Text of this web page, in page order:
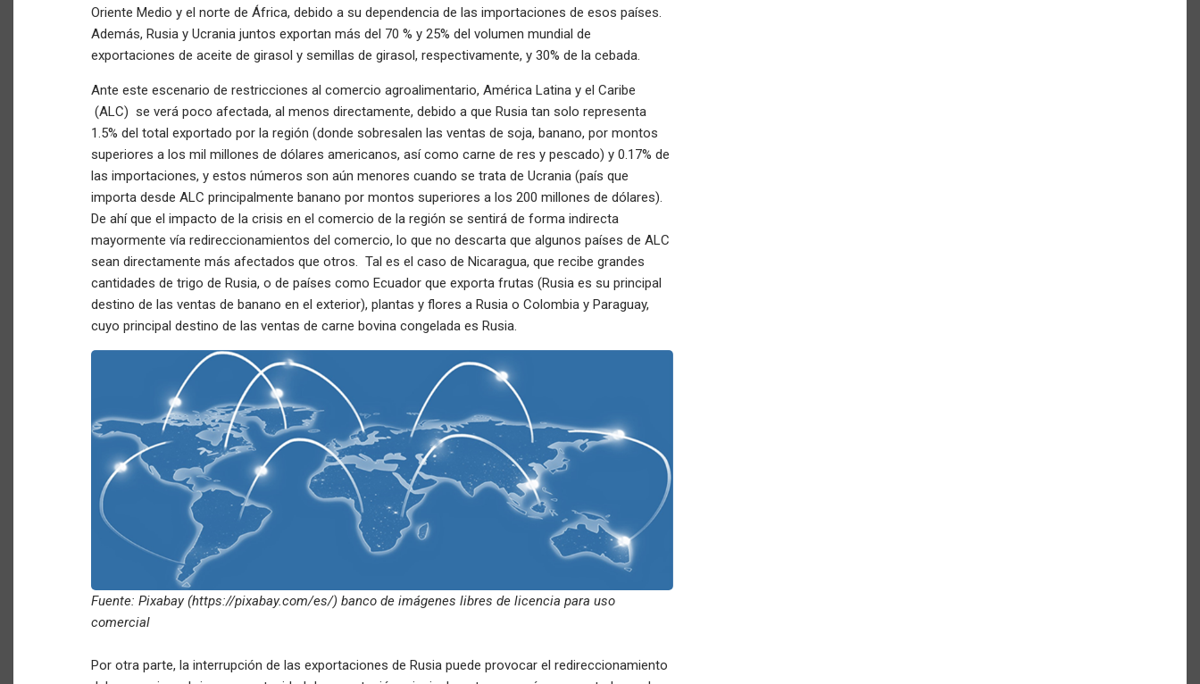
Oriente Medio y el norte de África, debido a su dependencia de las importaciones de esos países.
Además, Rusia y Ucrania juntos exportan más del 70 % y 25% del volumen mundial de
exportaciones de aceite de girasol y semillas de girasol, respectivamente, y 30% de la cebada.
Ante este escenario de restricciones al comercio agroalimentario, América Latina y el Caribe
(ALC) se verá poco afectada, al menos directamente, debido a que Rusia tan solo representa
1.5% del total exportado por la región (donde sobresalen las ventas de soja, banano, por montos
superiores a los mil millones de dólares americanos, así como carne de res y pescado) y 0.17% de
las importaciones, y estos números son aún menores cuando se trata de Ucrania (país que
importa desde ALC principalmente banano por montos superiores a los 200 millones de dólares).
De ahí que el impacto de la crisis en el comercio de la región se sentirá de forma indirecta
mayormente vía redireccionamientos del comercio, lo que no descarta que algunos países de ALC
sean directamente más afectados que otros. Tal es el caso de Nicaragua, que recibe grandes
cantidades de trigo de Rusia, o de países como Ecuador que exporta frutas (Rusia es su principal
destino de las ventas de banano en el exterior), plantas y flores a Rusia o Colombia y Paraguay,
cuyo principal destino de las ventas de carne bovina congelada es Rusia.
Fuente: Pixabay (https://pixabay.com/es/) banco de imágenes libres de licencia para uso
comercial
Por otra parte, la interrupción de las exportaciones de Rusia puede provocar el redireccionamiento